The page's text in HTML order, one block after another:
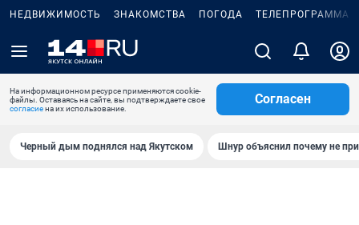
НЕДВИЖИМОСТЬ ЗНАКОМСТВА ПОГОДА ТЕЛЕПРОГРАММА
На информационном ресурсе применяются cookie-
файлы. Оставаясь на сайте, вы подтверждаете свое
согласиена их использование.
Согласен
Черный дым поднялся над Якутском Шнур объяснил почему не